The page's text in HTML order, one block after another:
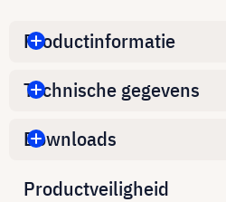
Productinformatie
Technische gegevens
Downloads
Productveiligheid